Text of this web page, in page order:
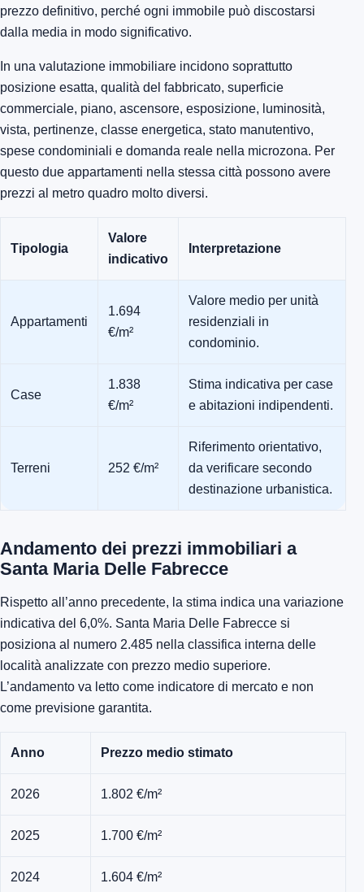
prezzo definitivo, perché ogni immobile può discostarsi
dalla media in modo significativo.
In una valutazione immobiliare incidono soprattutto
posizione esatta, qualità del fabbricato, superficie
commerciale, piano, ascensore, esposizione, luminosità,
vista, pertinenze, classe energetica, stato manutentivo,
spese condominiali e domanda reale nella microzona. Per
questo due appartamenti nella stessa città possono avere
prezzi al metro quadro molto diversi.
Tipologia
Valore
indicativo
Interpretazione
Appartamenti
1.694
€/m²
Valore medio per unità
residenziali in
condominio.
Case
1.838
€/m²
Stima indicativa per case
e abitazioni indipendenti.
Terreni 252 €/m²
Riferimento orientativo,
da verificare secondo
destinazione urbanistica.
Andamento dei prezzi immobiliari a
Santa Maria Delle Fabrecce
Rispetto all’anno precedente, la stima indica una variazione
indicativa del 6,0%. Santa Maria Delle Fabrecce si
posiziona al numero 2.485 nella classifica interna delle
località analizzate con prezzo medio superiore.
L’andamento va letto come indicatore di mercato e non
come previsione garantita.
Anno Prezzo medio stimato
2026 1.802 €/m²
2025 1.700 €/m²
2024 1.604 €/m²